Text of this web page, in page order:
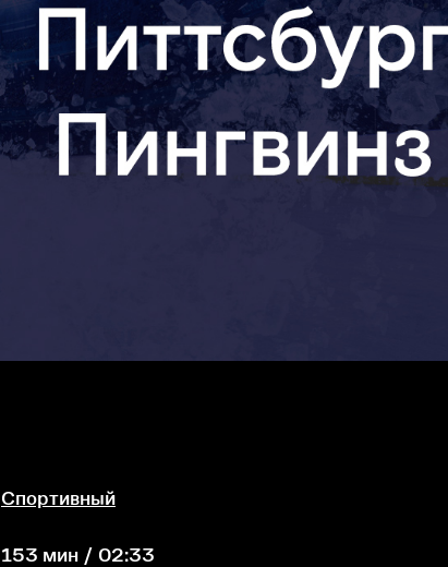
Спортивный
153 мин / 02:33